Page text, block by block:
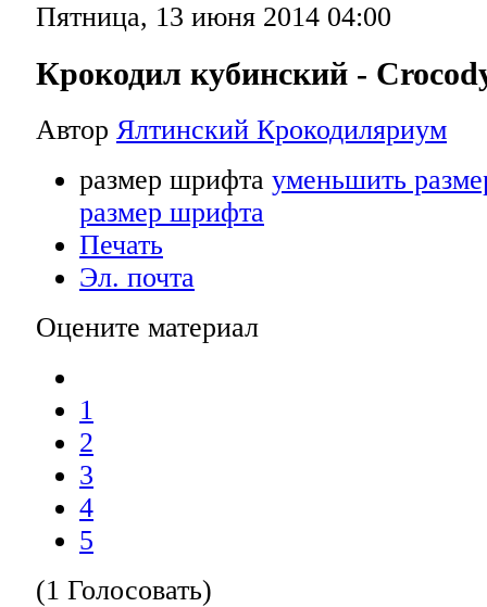
Пятница, 13 июня 2014 04:00
Крокодил кубинский -
Автор Ялтинский Крокодиляриум
размер шрифта уменьшить
размер шрифта
Печать
Эл. почта
Оцените материал
1
2
3
4
5
(1 Голосовать)